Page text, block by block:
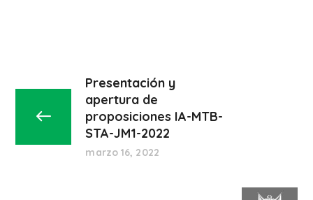
Presentación y
apertura de
proposiciones IA-MTB-
STA-JM1-2022
marzo 16, 2022